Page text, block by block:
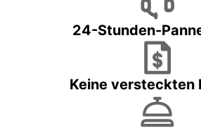
24-Stunden-
Keine versteckten